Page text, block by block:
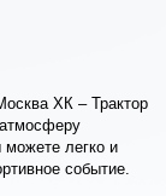
ХК – Трактор
легко и
событие.